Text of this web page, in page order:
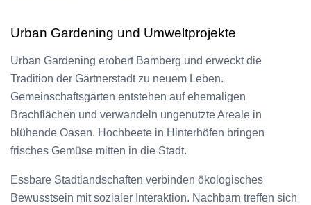
Urban Gardening und Umweltprojekte
Urban Gardening erobert Bamberg und erweckt die
Tradition der Gärtnerstadt zu neuem Leben.
Gemeinschaftsgärten entstehen auf ehemaligen
Brachflächen und verwandeln ungenutzte Areale in
blühende Oasen. Hochbeete in Hinterhöfen bringen
frisches Gemüse mitten in die Stadt.
Essbare Stadtlandschaften verbinden ökologisches
Bewusstsein mit sozialer Interaktion. Nachbarn treffen sich